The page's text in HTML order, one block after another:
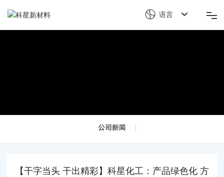
新闻中心
语言
公司新闻
【干字当头 干出精彩】科星化工：产品绿色化 方